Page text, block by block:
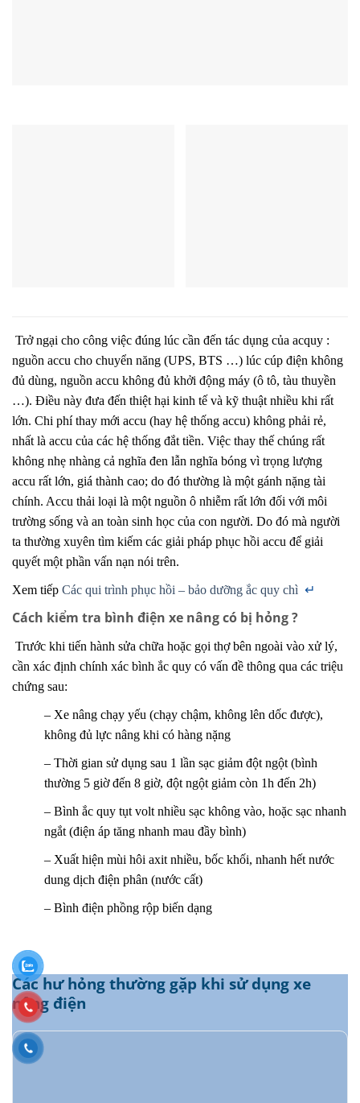
Trở ngại cho công việc đúng lúc cần đến tác dụng của acquy :
nguồn accu cho chuyển năng (UPS, BTS …) lúc cúp điện không
đủ dùng, nguồn accu không đủ khởi động máy (ô tô, tàu thuyền
…). Điều này đưa đến thiệt hại kinh tế và kỹ thuật nhiều khi rất
lớn. Chi phí thay mới accu (hay hệ thống accu) không phải rẻ,
nhất là accu của các hệ thống đắt tiền. Việc thay thế chúng rất
không nhẹ nhàng cả nghĩa đen lẫn nghĩa bóng vì trọng lượng
accu rất lớn, giá thành cao; do đó thường là một gánh nặng tài
chính. Accu thải loại là một nguồn ô nhiễm rất lớn đối với môi
trường sống và an toàn sinh học của con người. Do đó mà người
ta thường xuyên tìm kiếm các giải pháp phục hồi accu để giải
quyết một phần vấn nạn nói trên.
Xem tiếp Các qui trình phục hồi – bảo dưỡng ắc quy chì ↵
Cách kiểm tra bình điện xe nâng có bị hỏng ?
Trước khi tiến hành sửa chữa hoặc gọi thợ bên ngoài vào xử lý,
cần xác định chính xác bình ắc quy có vấn đề thông qua các triệu
chứng sau:
– Xe nâng chạy yếu (chạy chậm, không lên dốc được),
không đủ lực nâng khi có hàng nặng
– Thời gian sử dụng sau 1 lần sạc giảm đột ngột (bình
thường 5 giờ đến 8 giờ, đột ngột giảm còn 1h đến 2h)
– Bình ắc quy tụt volt nhiều sạc không vào, hoặc sạc nhanh
ngắt (điện áp tăng nhanh mau đầy bình)
– Xuất hiện mùi hôi axit nhiều, bốc khối, nhanh hết nước
dung dịch điện phân (nước cất)
– Bình điện phồng rộp biến dạng
Các hư hỏng thường gặp khi sử dụng xe
nâng điện